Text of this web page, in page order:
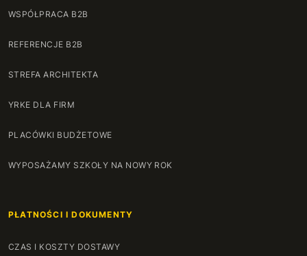
WSPÓŁPRACA B2B
REFERENCJE B2B
STREFA ARCHITEKTA
YRKE DLA FIRM
PLACÓWKI BUDŻETOWE
WYPOSAŻAMY SZKOŁY NA NOWY ROK
PŁATNOŚCI I DOKUMENTY
CZAS I KOSZTY DOSTAWY